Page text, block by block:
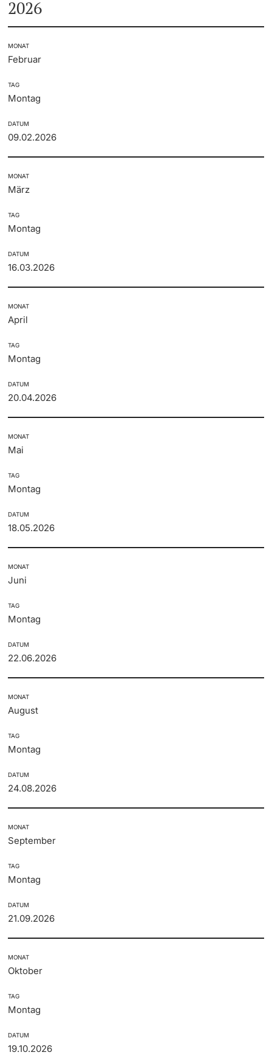
Dozierende
Weiterbildung
Universität
Gremienkalender
Innovation
Fakultäten & Departemente
Netzwerke & Partnerschaften
Immobilien & Bauprojekte
Fundraising
Merchandise
Kontakt & Anfahrt
2026
MONAT
Februar
TAG
Montag
DATUM
09.02.2026
MONAT
März
TAG
Montag
DATUM
16.03.2026
MONAT
April
TAG
Montag
DATUM
20.04.2026
MONAT
Mai
TAG
Montag
DATUM
18.05.2026
MONAT
Juni
TAG
Montag
DATUM
22.06.2026
MONAT
August
TAG
Montag
DATUM
24.08.2026
MONAT
September
TAG
Montag
DATUM
21.09.2026
MONAT
Oktober
TAG
Montag
DATUM
19.10.2026